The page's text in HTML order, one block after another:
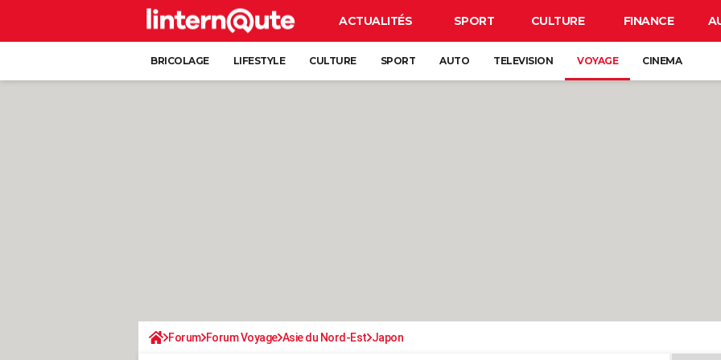
ACTUALITÉS SPORT CULTURE FINANCE
BRICOLAGE LIFESTYLE CULTURE SPORT AUTO TELEVISION VOYAGE CINEMA
Forum Forum Voyage Asie du Nord-Est Japon